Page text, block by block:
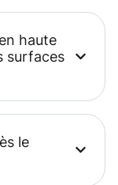
haute
surfaces
le